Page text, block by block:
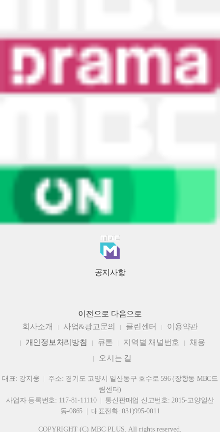
공지사항
이전으로 다음으로
회사소개
사업&광고문의 클린센터
이용약관
개인정보처리방침
큐톤 지역별 채널번호
채용
오시는 길
대표: 강지웅 | 주소: 경기도 고양시 일산동구 호수로 596 (장항동 MBC드
림센터)
사업자 등록번호: 117-81-11110 | 통신판매업 신고번호: 2015-고양일산
동-0865 | 대표전화: 031)995-0011
COPYRIGHT (C) MBC PLUS. All rights reserved.